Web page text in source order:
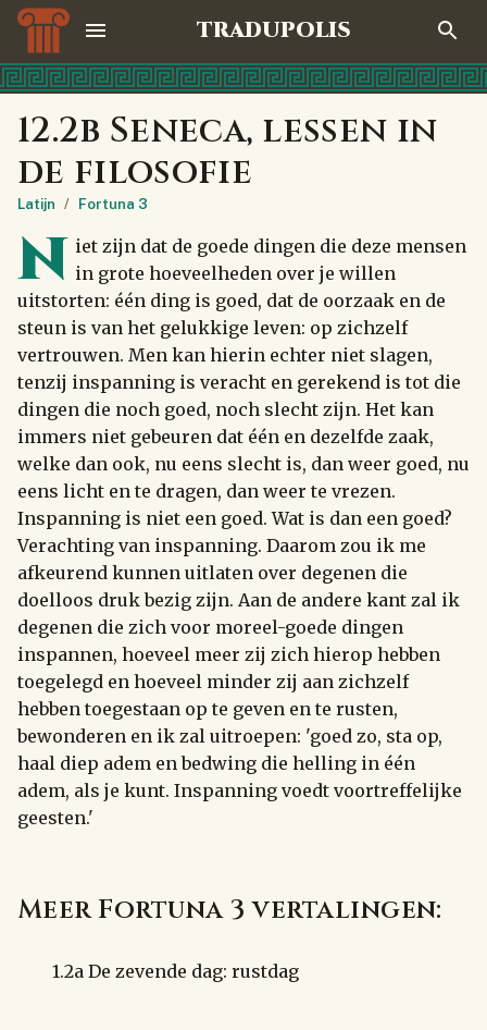
TRADUPOLIS
12.2b Seneca, lessen in
de filosofie
Latijn / Fortuna 3
N iet zijn dat de goede dingen die deze mensen
in grote hoeveelheden over je willen
uitstorten: één ding is goed, dat de oorzaak en de
steun is van het gelukkige leven: op zichzelf
vertrouwen. Men kan hierin echter niet slagen,
tenzij inspanning is veracht en gerekend is tot die
dingen die noch goed, noch slecht zijn. Het kan
immers niet gebeuren dat één en dezelfde zaak,
welke dan ook, nu eens slecht is, dan weer goed, nu
eens licht en te dragen, dan weer te vrezen.
Inspanning is niet een goed. Wat is dan een goed?
Verachting van inspanning. Daarom zou ik me
afkeurend kunnen uitlaten over degenen die
doelloos druk bezig zijn. Aan de andere kant zal ik
degenen die zich voor moreel-goede dingen
inspannen, hoeveel meer zij zich hierop hebben
toegelegd en hoeveel minder zij aan zichzelf
hebben toegestaan op te geven en te rusten,
bewonderen en ik zal uitroepen: 'goed zo, sta op,
haal diep adem en bedwing die helling in één
adem, als je kunt. Inspanning voedt voortreffelijke
geesten.'
Meer Fortuna 3 vertalingen:
1.2a De zevende dag: rustdag